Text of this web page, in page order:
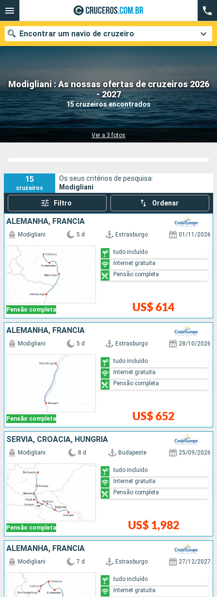
Modigliani : As nossas ofertas de cruzeiros 2026
- 2027
15 cruzeiros encontrados
Ver a 3 fotos
Encontrar um navio de cruzeiro
Quando ir?
Data de partida
15
cruzeiros
Os seus critérios de pesquisa:
Modigliani
Filtro Ordenar
ALEMANHA, FRANCIA
Pensão completa
Modigliani 5 d Estrasburgo 01/11/2026
US$ 614
tudo incluído
Internet gratuita
Pensão completa
ALEMANHA, FRANCIA
Pensão completa
Modigliani 5 d Estrasburgo 28/10/2026
US$ 652
tudo incluído
Internet gratuita
Pensão completa
SÉRVIA, CROÁCIA, HUNGRIA
Pensão completa
Modigliani 8 d Budapeste 25/09/2026
US$ 1,982
tudo incluído
Internet gratuita
Pensão completa
ALEMANHA, FRANCIA
Modigliani 7 d Estrasburgo 27/12/2027
tudo incluído
Internet gratuita